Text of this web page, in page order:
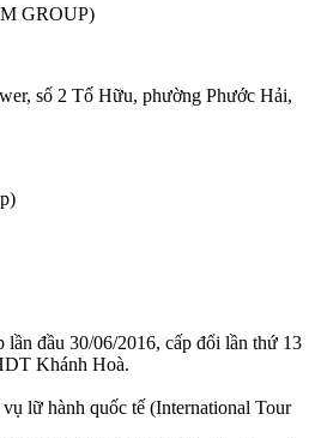
GROUP)
số 2 Tố Hữu, phường Phước Hải,
lần đầu 30/06/2016, cấp đổi lần thứ 13
Khánh Hoà.
lữ hành quốc tế (International Tour